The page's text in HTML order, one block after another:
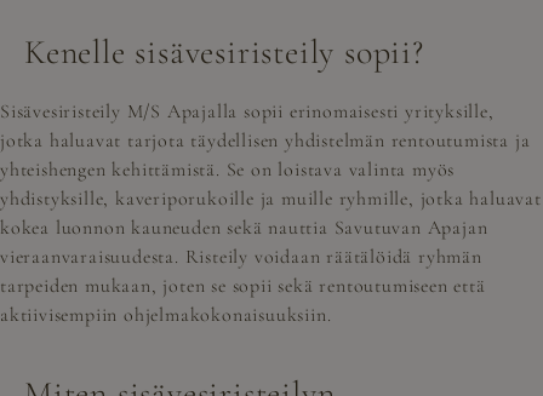
Kenelle sisävesiristeily sopii?
Sisävesiristeily M/S Apajalla sopii erinomaisesti yrityksille,
jotka haluavat tarjota täydellisen yhdistelmän rentoutumista ja
yhteishengen kehittämistä. Se on loistava valinta myös
yhdistyksille, kaveriporukoille ja muille ryhmille, jotka haluavat
kokea luonnon kauneuden sekä nauttia Savutuvan Apajan
vieraanvaraisuudesta. Risteily voidaan räätälöidä ryhmän
tarpeiden mukaan, joten se sopii sekä rentoutumiseen että
aktiivisempiin ohjelmakokonaisuuksiin.